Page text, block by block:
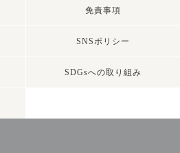
免責事項
SNSポリシー
SDGsへの取り組み